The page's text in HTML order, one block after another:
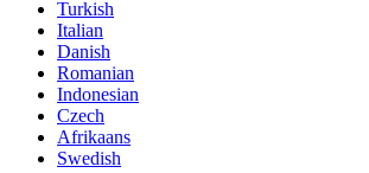
Turkish
Italian
Danish
Romanian
Indonesian
Czech
Afrikaans
Swedish